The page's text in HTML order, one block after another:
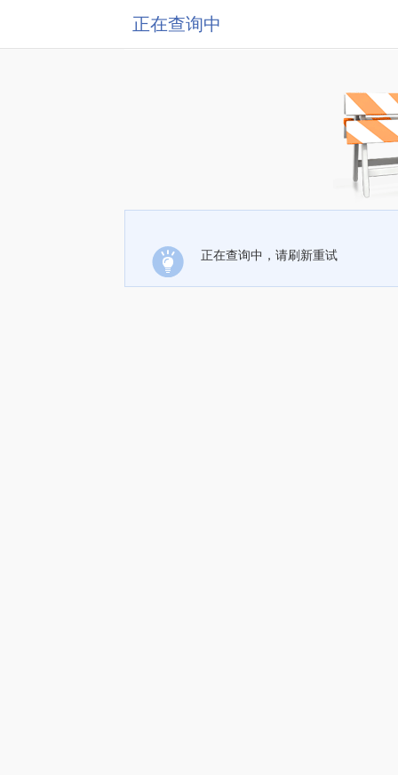
正在查询中
正在查询中，请刷新重试